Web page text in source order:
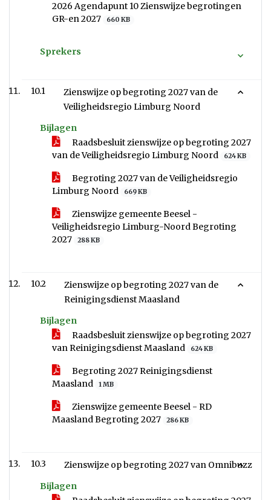
2026 Agendapunt 10 Zienswijze begrotingen
GR-en 2027
660 KB
Sprekers
10.1
Zienswijze op begroting 2027 van de
Veiligheidsregio Limburg Noord
Bijlagen
Raadsbesluit zienswijze op begroting 2027
van de Veiligheidsregio Limburg Noord
624 KB
Begroting 2027 van de Veiligheidsregio
Limburg Noord
669 KB
Zienswijze gemeente Beesel -
Veiligheidsregio Limburg-Noord Begroting
2027
288 KB
10.2
Zienswijze op begroting 2027 van de
Reinigingsdienst Maasland
Bijlagen
Raadsbesluit zienswijze op begroting 2027
van Reinigingsdienst Maasland
624 KB
Begroting 2027 Reinigingsdienst
Maasland
1 MB
Zienswijze gemeente Beesel - RD
Maasland Begroting 2027
286 KB
10.3
Zienswijze op begroting 2027 van Omnibuzz
Bijlagen